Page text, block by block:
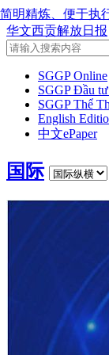
章苏林总书记、
华文西贡解放日报
SGGP Online
SGGP Đầu
SGGP Thể
English
中文ePaper
国际